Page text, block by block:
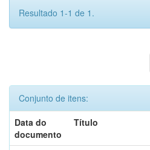
Resultado 1-1 de 1.
Conjunto de itens:
Data do
documento
Título